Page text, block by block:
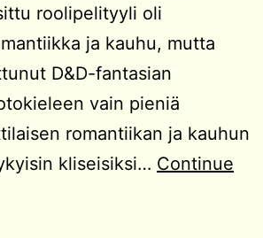
roolipelityyli oli
ja kauhu, mutta
D&D-fantasian
vain pieniä
romantiikan ja kauhun
kliseisiksi… Continue